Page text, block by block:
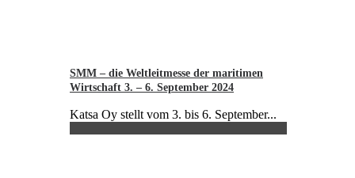
SMM – die Weltleitmesse der maritimen
Wirtschaft 3. – 6. September 2024
Katsa Oy stellt vom 3. bis 6. September...